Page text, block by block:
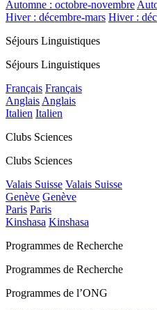
Automne : octobre-novembre
Hiver : décembre-mars Hiver :
Séjours Linguistiques
Séjours Linguistiques
Français Français
AnglaisAnglais
Italien Italien
Clubs Sciences
Clubs Sciences
Valais Suisse Valais Suisse
Genève Genève
Paris Paris
Kinshasa Kinshasa
Programmes de Recherche
Programmes de Recherche
Programmes de l’ONG